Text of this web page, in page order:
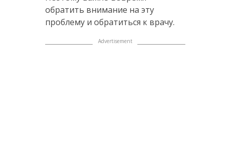
обратить внимание на эту
проблему и обратиться к врачу.